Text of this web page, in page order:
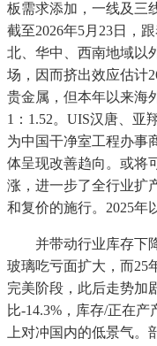
板需求添加，一线及三
截至2026年5月23日，
北、华中、西南地域以
场，因而挤出效应估计
贵金属，但本年以来海
1：1.52。UIS汉唐、亚
为中国干净室工程办事
体呈现改善趋向。或将
涨，进一步了全行业扩
和复价的施行。2025年
并带动行业库存下降
玻璃吃亏面扩大，而25
完美阶段，此后走势加
比-14.3%，库存/正在
上对冲国内的低景气